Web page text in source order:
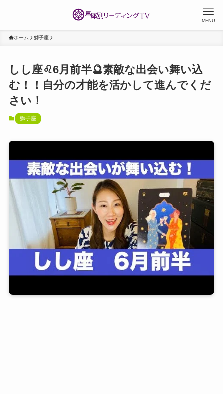
MENU
ホーム 獅子座
しし座♌️6月前半🔮素敵な出会い舞い込
む！！自分の才能を活かして進んでくだ
さい！
獅子座